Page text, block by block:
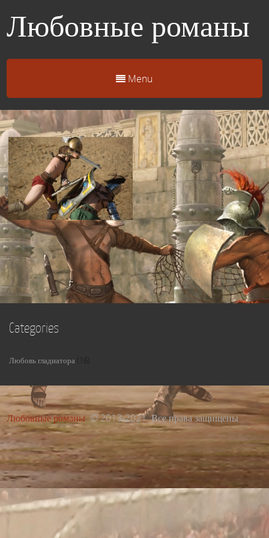
Любовные романы
Menu
Глава 16. Бой настоящих
мастеров – это красиво
Categories
Любовь гладиатора (16)
Любовные романы© 2013-2021 Все права защищены